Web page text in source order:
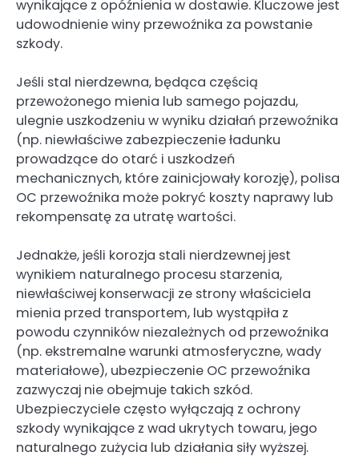
wynikające z opóźnienia w dostawie. Kluczowe jest
udowodnienie winy przewoźnika za powstanie
szkody.
Jeśli stal nierdzewna, będąca częścią
przewożonego mienia lub samego pojazdu,
ulegnie uszkodzeniu w wyniku działań przewoźnika
(np. niewłaściwe zabezpieczenie ładunku
prowadzące do otarć i uszkodzeń
mechanicznych, które zainicjowały korozję), polisa
OC przewoźnika może pokryć koszty naprawy lub
rekompensatę za utratę wartości.
Jednakże, jeśli korozja stali nierdzewnej jest
wynikiem naturalnego procesu starzenia,
niewłaściwej konserwacji ze strony właściciela
mienia przed transportem, lub wystąpiła z
powodu czynników niezależnych od przewoźnika
(np. ekstremalne warunki atmosferyczne, wady
materiałowe), ubezpieczenie OC przewoźnika
zazwyczaj nie obejmuje takich szkód.
Ubezpieczyciele często wyłączają z ochrony
szkody wynikające z wad ukrytych towaru, jego
naturalnego zużycia lub działania siły wyższej.